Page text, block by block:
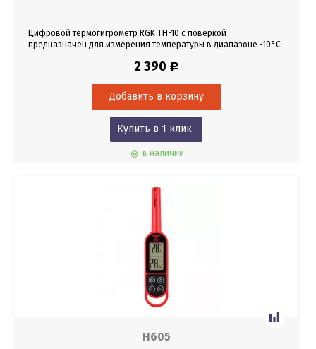
Цифровой термогигрометр RGK TH-10 с поверкой
предназначен для измерения температуры в диапазоне -10°С
2 390 Р
Купить в 1 клик
в наличии
H605